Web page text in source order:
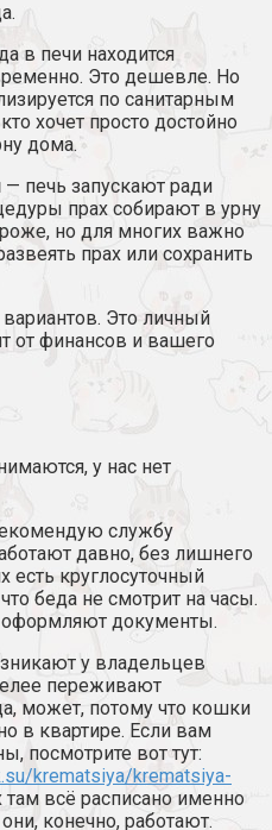
в печи находится
Это дешевле. Но
по санитарным
хочет просто достойно
дома.
— печь запускают ради
прах собирают в урну
но для многих важно
прах или сохранить
Это личный
от финансов и вашего
у нас нет
службу
давно, без лишнего
есть круглосуточный
беда не смотрит на часы.
документы.
у владельцев
переживают
может, потому что кошки
в квартире. Если вам
посмотрите вот тут:
krematsiya/krematsiya-
там всё расписано именно
конечно, работают.